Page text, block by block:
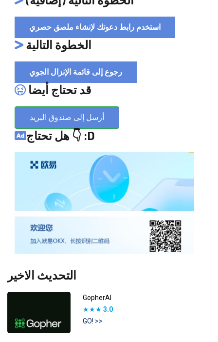
استخدم رابط دعوتك لإنشاء ملصق حصري
الخطوة التالية
رجوع إلى قائمة الإنزال الجوي
قد تحتاج أيضا
أرسل إلى صندوق البريد
هل تحتاج 👇 :D
التحديث الاخير
GopherAI
★★★ 3.0
GO! >>